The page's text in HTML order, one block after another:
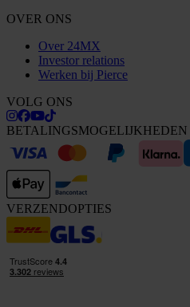
OVER ONS
Over 24MX
Investor relations
Werken bij Pierce
VOLG ONS
BETALINGSMOGELIJKHEDEN
VERZENDOPTIES